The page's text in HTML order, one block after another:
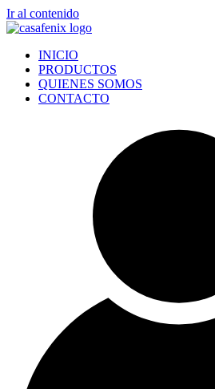
Ir al contenido
INICIO
PRODUCTOS
QUIENES SOMOS
CONTACTO